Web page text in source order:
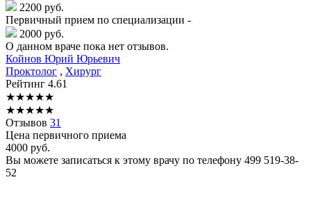
2200 руб.
Первичный прием по специализации -
2000 руб.
О данном враче пока нет отзывов.
Койнов Юрий Юрьевич
Проктолог , Хирург
Рейтинг 4.61
★★★★★
★★★★★
Отзывов 31
Цена первичного приема
4000 руб.
Вы можете записаться к этому врачу по телефону 499 519-38-
52